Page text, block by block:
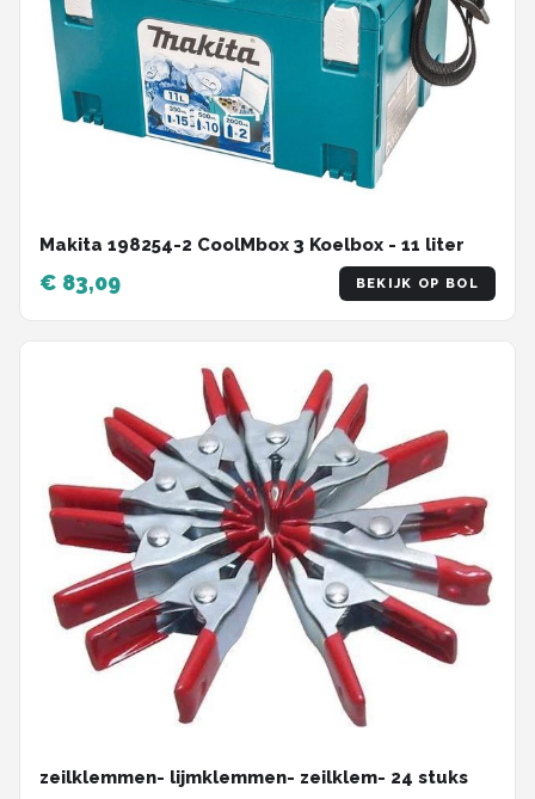
Makita 198254-2 CoolMbox 3 Koelbox - 11 liter
€ 83,09 BEKIJK OP BOL
zeilklemmen- lijmklemmen- zeilklem- 24 stuks